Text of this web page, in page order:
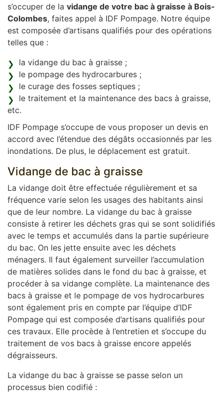
s’occuper de la vidange de votre bac à graisse à Bois-
Colombes, faites appel à IDF Pompage. Notre équipe
est composée d’artisans qualifiés pour des opérations
telles que :
la vidange du bac à graisse ;
le pompage des hydrocarbures ;
le curage des fosses septiques ;
le traitement et la maintenance des bacs à graisse,
etc.
IDF Pompage s’occupe de vous proposer un devis en
accord avec l’étendue des dégâts occasionnés par les
inondations. De plus, le déplacement est gratuit.
Vidange de bac à graisse
La vidange doit être effectuée régulièrement et sa
fréquence varie selon les usages des habitants ainsi
que de leur nombre. La vidange du bac à graisse
consiste à retirer les déchets gras qui se sont solidifiés
avec le temps et accumulés dans la partie supérieure
du bac. On les jette ensuite avec les déchets
ménagers. Il faut également surveiller l’accumulation
de matières solides dans le fond du bac à graisse, et
procéder à sa vidange complète. La maintenance des
bacs à graisse et le pompage de vos hydrocarbures
sont également pris en compte par l’équipe d’IDF
Pompage qui est composée d’artisans qualifiés pour
ces travaux. Elle procède à l’entretien et s’occupe du
traitement de vos bacs à graisse encore appelés
dégraisseurs.
La vidange du bac à graisse se passe selon un
processus bien codifié :